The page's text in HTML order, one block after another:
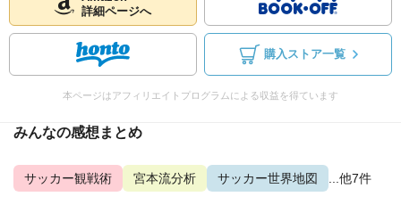
詳細ページへ
購入ストア一覧
本ページはアフィリエイトプログラムによる収益を得ています
みんなの感想まとめ
サッカー観戦術 宮本流分析 サッカー世界地図 ...他7件